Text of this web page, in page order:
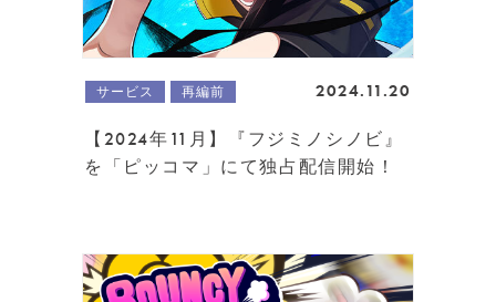
サービス 再編前 2024.11.20
【2024年11月】『フジミノシノビ』
を「ピッコマ」にて独占配信開始！